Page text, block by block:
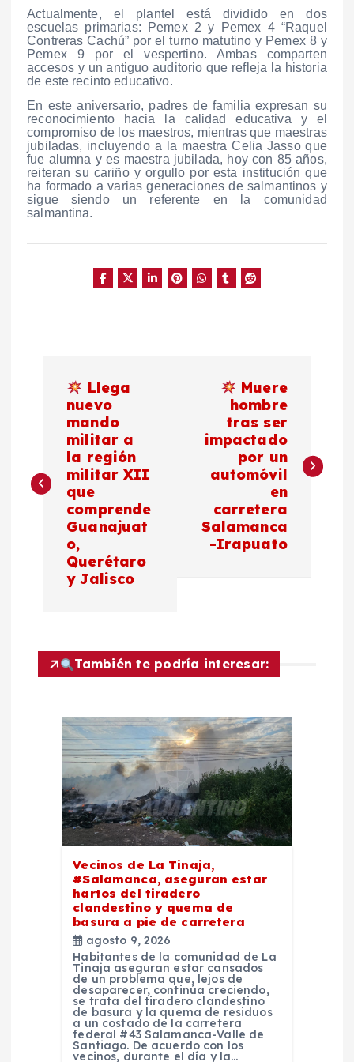
Actualmente, el plantel está dividido en dos
escuelas primarias: Pemex 2 y Pemex 4 “Raquel
Contreras Cachú” por el turno matutino y Pemex 8 y
Pemex 9 por el vespertino. Ambas comparten
accesos y un antiguo auditorio que refleja la historia
de este recinto educativo.
En este aniversario, padres de familia expresan su
reconocimiento hacia la calidad educativa y el
compromiso de los maestros, mientras que maestras
jubiladas, incluyendo a la maestra Celia Jasso que
fue alumna y es maestra jubilada, hoy con 85 años,
reiteran su cariño y orgullo por esta institución que
ha formado a varias generaciones de salmantinos y
sigue siendo un referente en la comunidad
salmantina.
e
ó
Llega
nuevo
mando
militar a
la región
militar XII
que
comprende
Guanajuat
o,
Querétaro
y Jalisco
Muere
hombre
tras ser
impactado
por un
automóvil
en
carretera
Salamanca
-Irapuato
También te podría interesar:
Vecinos de La Tinaja,
#Salamanca, aseguran estar
hartos del tiradero
clandestino y quema de
basura a pie de carretera
agosto 9, 2026
Habitantes de la comunidad de La
Tinaja aseguran estar cansados
de un problema que, lejos de
desaparecer, continúa creciendo,
se trata del tiradero clandestino
de basura y la quema de residuos
a un costado de la carretera
federal #43 Salamanca-Valle de
Santiago. De acuerdo con los
vecinos, durante el día y la…